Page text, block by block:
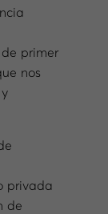
primer
nos
privada
de